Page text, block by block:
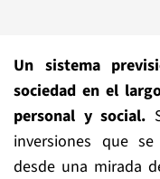
Un sistema
sociedad en el
personal y social.
inversiones que
desde una mirada